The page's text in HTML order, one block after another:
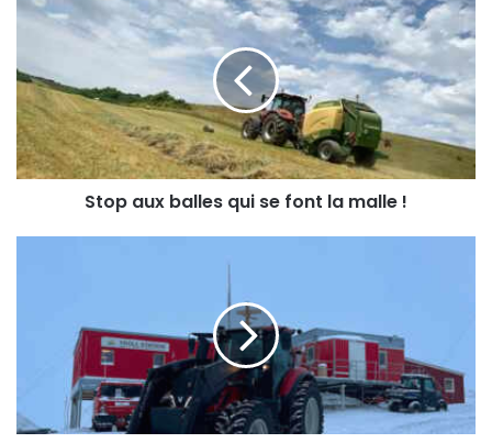
aux
se
font
la
malle
!
Stop aux balles qui se font la malle !